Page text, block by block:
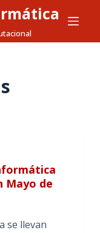
Mayo de
se llevan